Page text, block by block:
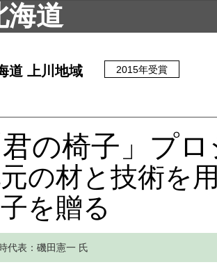
海道
道 上川地域 2015年受賞
君の椅子」プ
の材と技術を
を贈る
代表：磯田憲一 氏